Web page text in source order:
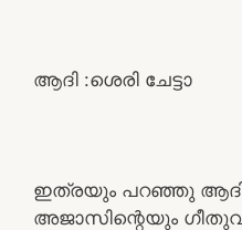
ആദി :ശെരി ചേട്ടാ
ഇത്രയും പറഞ്ഞു
അജാസിന്റെയും